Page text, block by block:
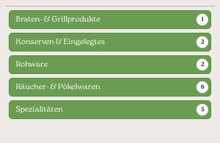
Braten- & Grillprodukte 1
Konserven & Eingelegtes 2
Rohware 2
Räucher- & Pökelwaren 6
Spezialitäten 5